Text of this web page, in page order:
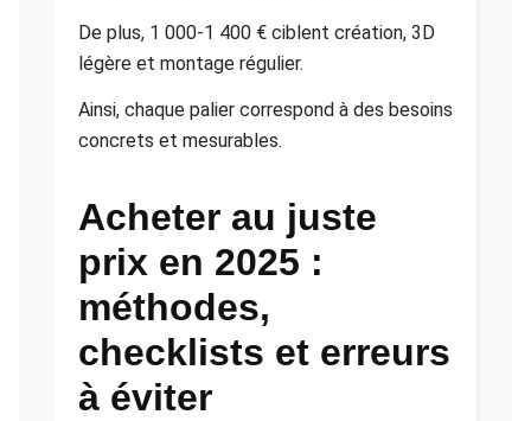
De plus, 1 000-1 400 € ciblent création, 3D
légère et montage régulier.
Ainsi, chaque palier correspond à des besoins
concrets et mesurables.
Acheter au juste
prix en 2025 :
méthodes,
checklists et erreurs
à éviter